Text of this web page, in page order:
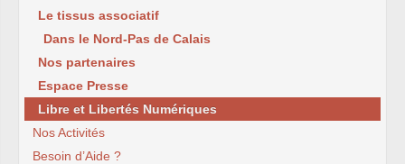
Le tissus associatif
Dans le Nord-Pas de Calais
Nos partenaires
Espace Presse
Libre et Libertés Numériques
Nos Activités
Besoin d’Aide ?